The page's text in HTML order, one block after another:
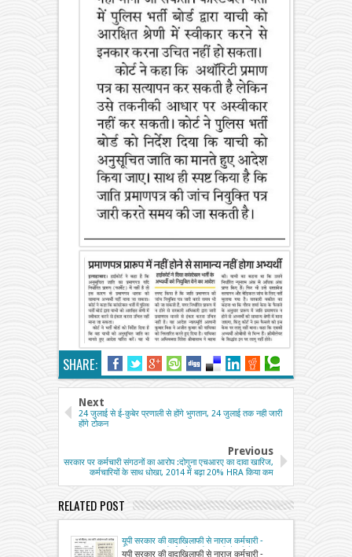
SHARE:
Next
24 जुलाई से ई-कुबेर प्रणाली से होंगे भुगतान, 24 जुलाई तक नही जारी
होंगे टोकन
Previous
सरकार पर कर्मचारी संगठनों का आरोप :दोगुना एचआरए का दावा खारिज,
कर्मचारियों के साथ धोखा, 2014 में बढ़ा 20% HRA किया कम
RELATED POST
यूपी सरकार की वादाखिलाफी से नाराज कर्मचारी -
शिक्षक संयुक्त मोर्चा बड़े आंदोलन की तैयारी में
यूपी सरकार की वादाखिलाफी से नाराज कर्मचारी -